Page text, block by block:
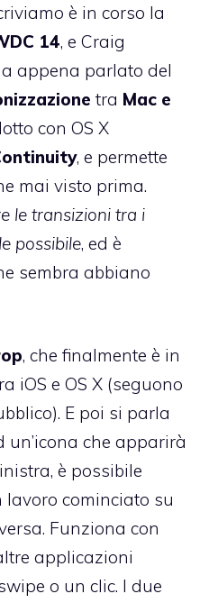
è in corso la
14, e Craig
appena parlato del
tra Mac e
con OS X
, e permette
mai visto prima.
le transizioni tra i
possibile, ed è
sembra abbiano
, che finalmente è in
iOS e OS X (seguono
E poi si parla
un’icona che apparirà
è possibile
cominciato su
Funziona con
applicazioni
o un clic. I due